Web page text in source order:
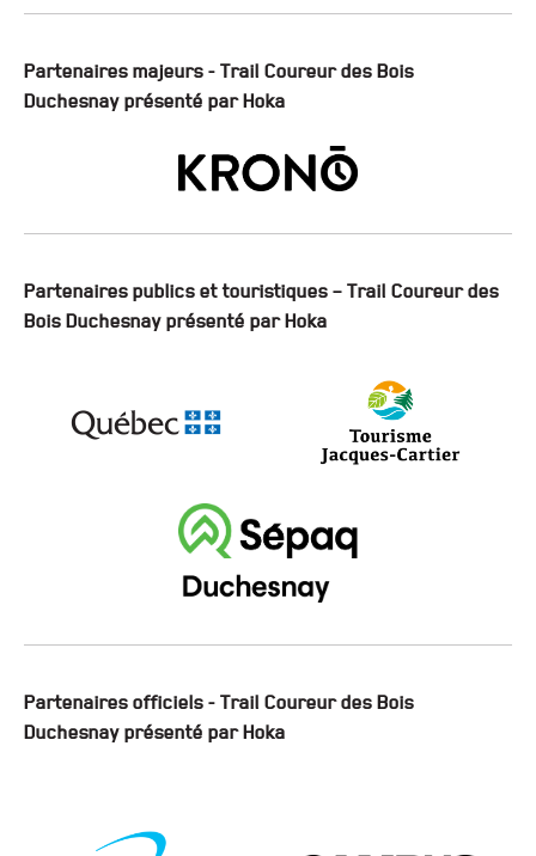
Partenaires majeurs - Trail Coureur des Bois
Duchesnay présenté par Hoka
Partenaires publics et touristiques – Trail Coureur des
Bois Duchesnay présenté par Hoka
Partenaires officiels - Trail Coureur des Bois
Duchesnay présenté par Hoka